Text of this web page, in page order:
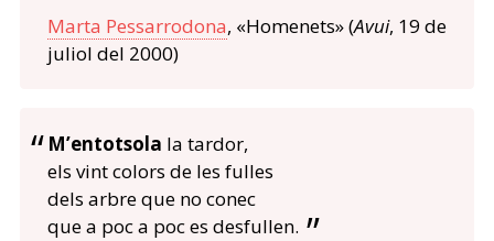
Marta Pessarrodona, «Homenets» (Avui, 19 de
juliol del 2000)
M’entotsola la tardor,
els vint colors de les fulles
dels arbre que no conec
que a poc a poc es desfullen.